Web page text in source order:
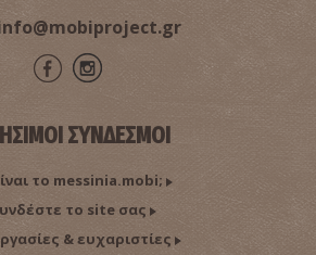
ΣΥΝΔΕΣΜΟΙ
το messinia.mobi;
το site σας
& ευχαριστίες